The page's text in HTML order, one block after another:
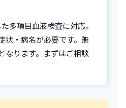
多項目血液検査に対応。
状・病名が必要です。無
なります。まずはご相談